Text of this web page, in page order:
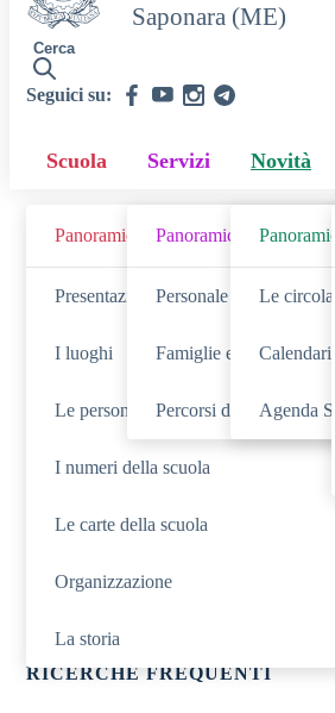
Saponara (ME)
Cerca
Seguici su:
Scuola
Panoramica
Presentazione
I luoghi
Le persone
I numeri della scuola
Le carte della scuola
Organizzazione
La storia
Servizi
Panoramica
Personale scolastico
Famiglie e studenti
Percorsi di studio
Novità
Le circolari
Agenda
Cerca
RICERCHE FREQUENTI